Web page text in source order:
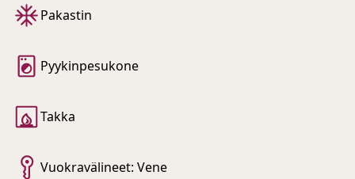
Pakastin
Pyykinpesukone
Takka
Vuokravälineet: Vene